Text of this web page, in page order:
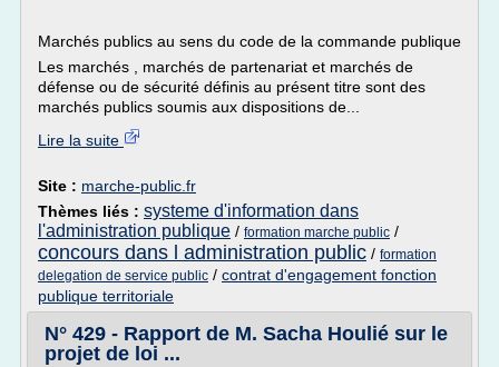
Marchés publics au sens du code de la commande publique
Les marchés , marchés de partenariat et marchés de
défense ou de sécurité définis au présent titre sont des
marchés publics soumis aux dispositions de...
Lire la suite
Site : marche-public.fr
Thèmes liés : systeme d'information dans
l'administration publique / formation marche public /
concours dans l administration public / formation
delegation de service public / contrat d'engagement fonction
publique territoriale
N° 429 - Rapport de M. Sacha Houlié sur le
projet de loi ...